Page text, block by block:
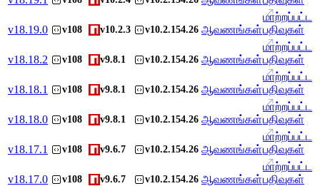
v18.19.0 v108 v10.2.3 v10.2.154.26 ஆவணங்கள்
மாற்றப்பட்ட
பதிவுகள்
v18.18.2 v108 v9.8.1 v10.2.154.26 ஆவணங்கள்
மாற்றப்பட்ட
பதிவுகள்
v18.18.1 v108 v9.8.1 v10.2.154.26 ஆவணங்கள்
மாற்றப்பட்ட
பதிவுகள்
v18.18.0 v108 v9.8.1 v10.2.154.26 ஆவணங்கள்
மாற்றப்பட்ட
பதிவுகள்
v18.17.1 v108 v9.6.7 v10.2.154.26 ஆவணங்கள்
மாற்றப்பட்ட
பதிவுகள்
v18.17.0 v108 v9.6.7 v10.2.154.26 ஆவணங்கள்
மாற்றப்பட்ட
பதிவுகள்